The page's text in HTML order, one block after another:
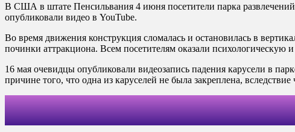
В США в штате Пенсильвания 4 июня посетители парка
опубликовали видео в YouTube.
Во время движения конструкция сломалась и остановилась в
починки аттракциона. Всем посетителям оказали
16 мая очевидцы опубликовали видеозапись падения карусели в
причине того, что одна из каруселей не была закреплена,